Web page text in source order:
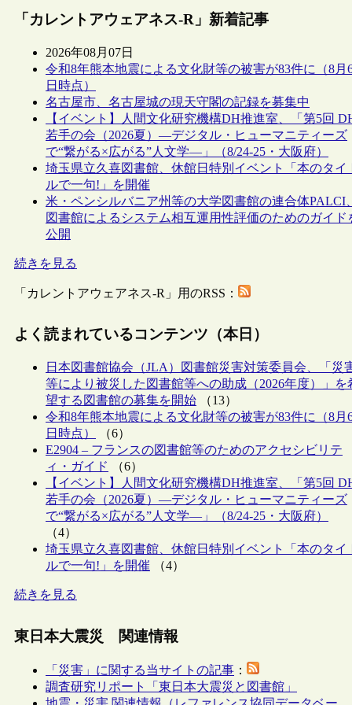
「カレントアウェアネス-R」新着記事
2026年08月07日
令和8年熊本地震による文化財等の被害が83件に（8月
日時点）
名古屋市、名古屋城の現天守閣の記録を募集中
【イベント】人間文化研究機構DH推進室、「第5回
若手の会（2026夏）―デジタル・ヒューマニティーズ
で“繋がる×広がる”人文学―」（8/24-25・大阪府）
埼玉県立久喜図書館、休館日特別イベント「本のタイ
ルで一句!」を開催
米・ペンシルバニア州等の大学図書館の連合体PALCI、
図書館によるシステム相互運用性評価のためのガイド
公開
続きを見る
「カレントアウェアネス-R」用のRSS：
よく読まれているコンテンツ（本日）
日本図書館協会（JLA）図書館災害対策委員会、「災
等により被災した図書館等への助成（2026年度）」を
望する図書館の募集を開始 （13）
令和8年熊本地震による文化財等の被害が83件に（8月
日時点）
（6）
E2904 – フランスの図書館等のためのアクセシビリテ
ィ・ガイド
（6）
【イベント】人間文化研究機構DH推進室、「第5回
若手の会（2026夏）―デジタル・ヒューマニティーズ
で“繋がる×広がる”人文学―」（8/24-25・大阪府）
（4）
埼玉県立久喜図書館、休館日特別イベント「本のタイ
ルで一句!」を開催 （4）
続きを見る
東日本大震災 関連情報
「災害」に関する当サイトの記事 ：
調査研究リポート「東日本大震災と図書館」